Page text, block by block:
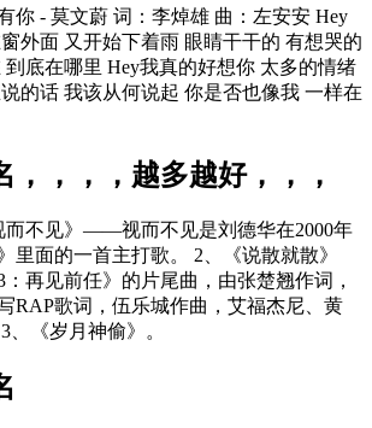
你 - 莫文蔚 词：李焯雄 曲：左安安 Hey
外面 又开始下着雨 眼睛干干的 有想哭的
底在哪里 Hey我真的好想你 太多的情绪
的话 我该从何说起 你是否也像我 一样在
，，，，越多越好，，，
而不见》——视而不见是刘德华在2000年
里面的一首主打歌。 2、《说散就散》
再见前任》的片尾曲，由张楚翘作词，
RAP歌词，伍乐城作曲，艾福杰尼、黄
、《岁月神偷》。